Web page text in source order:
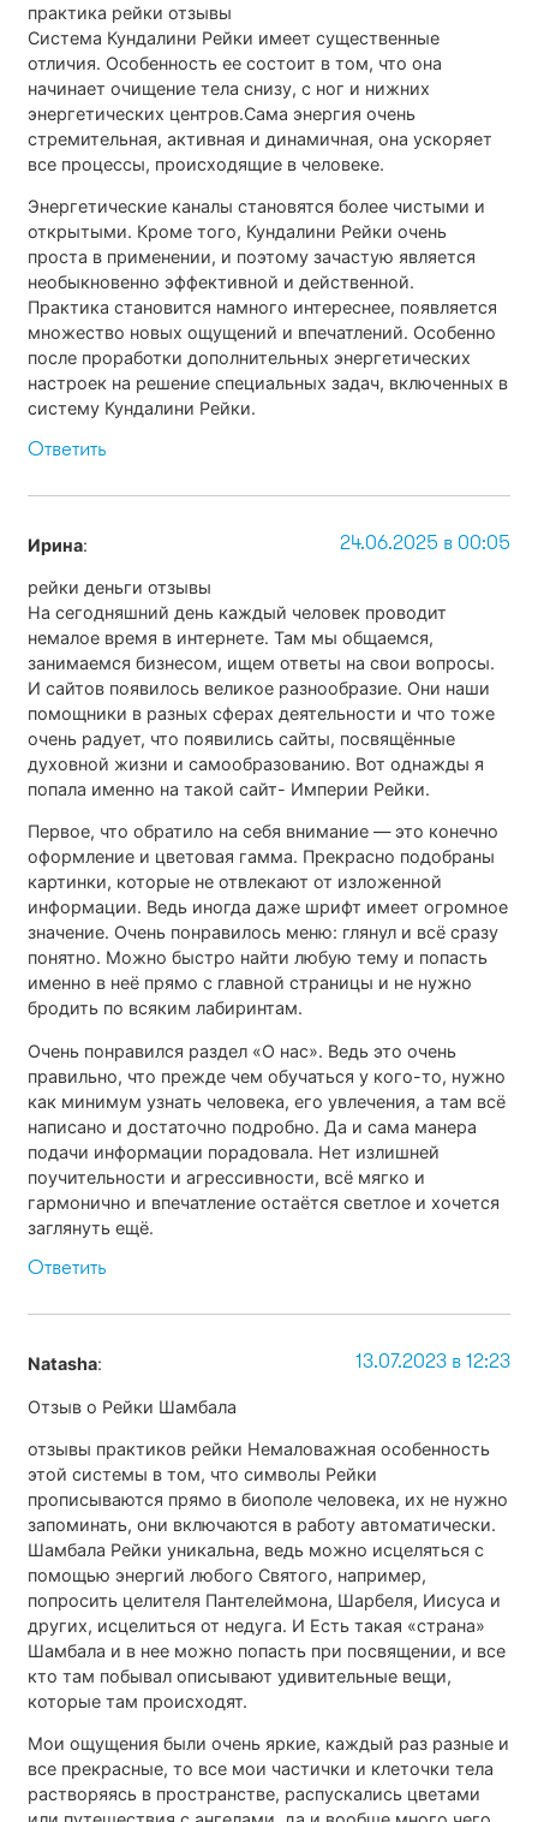
практика рейки отзывы
Система Кундалини Рейки имеет существенные
отличия. Особенность ее состоит в том, что она
начинает очищение тела снизу, с ног и нижних
энергетических центров.Сама энергия очень
стремительная, активная и динамичная, она ускоряет
все процессы, происходящие в человеке.
Энергетические каналы становятся более чистыми и
открытыми. Кроме того, Кундалини Рейки очень
проста в применении, и поэтому зачастую является
необыкновенно эффективной и действенной.
Практика становится намного интереснее, появляется
множество новых ощущений и впечатлений. Особенно
после проработки дополнительных энергетических
настроек на решение специальных задач, включенных в
систему Кундалини Рейки.
Ответить
Ирина: 24.06.2025 в 00:05
рейки деньги отзывы
На сегодняшний день каждый человек проводит
немалое время в интернете. Там мы общаемся,
занимаемся бизнесом, ищем ответы на свои вопросы.
И сайтов появилось великое разнообразие. Они наши
помощники в разных сферах деятельности и что тоже
очень радует, что появились сайты, посвящённые
духовной жизни и самообразованию. Вот однажды я
попала именно на такой сайт- Империи Рейки.
Первое, что обратило на себя внимание — это конечно
оформление и цветовая гамма. Прекрасно подобраны
картинки, которые не отвлекают от изложенной
информации. Ведь иногда даже шрифт имеет огромное
значение. Очень понравилось меню: глянул и всё сразу
понятно. Можно быстро найти любую тему и попасть
именно в неё прямо с главной страницы и не нужно
бродить по всяким лабиринтам.
Очень понравился раздел «О нас». Ведь это очень
правильно, что прежде чем обучаться у кого-то, нужно
как минимум узнать человека, его увлечения, а там всё
написано и достаточно подробно. Да и сама манера
подачи информации порадовала. Нет излишней
поучительности и агрессивности, всё мягко и
гармонично и впечатление остаётся светлое и хочется
заглянуть ещё.
Ответить
Natasha: 13.07.2023 в 12:23
Отзыв о Рейки Шамбала
отзывы практиков рейки Немаловажная особенность
этой системы в том, что символы Рейки
прописываются прямо в биополе человека, их не нужно
запоминать, они включаются в работу автоматически.
Шамбала Рейки уникальна, ведь можно исцеляться с
помощью энергий любого Святого, например,
попросить целителя Пантелеймона, Шарбеля, Иисуса и
других, исцелиться от недуга. И Есть такая «страна»
Шамбала и в нее можно попасть при посвящении, и все
кто там побывал описывают удивительные вещи,
которые там происходят.
Мои ощущения были очень яркие, каждый раз разные и
все прекрасные, то все мои частички и клеточки тела
растворяясь в пространстве, распускались цветами